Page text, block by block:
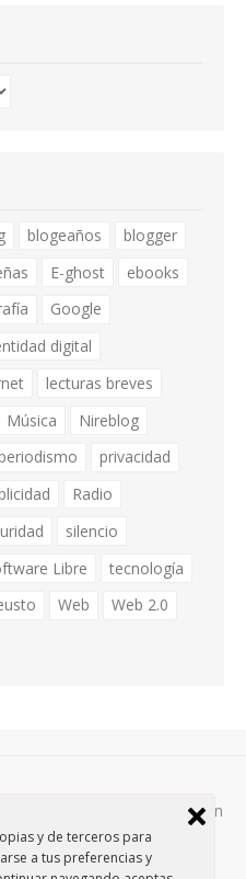
y de terceros para
a tus preferencias y
blogeaños
blogger
E-ghost
ebooks
Google
digital
lecturas breves
Música
Nireblog
privacidad
Radio
silencio
Libre
tecnología
Web
Web 2.0
de esta página están
Commons Attribution-
/ Política de privacidad